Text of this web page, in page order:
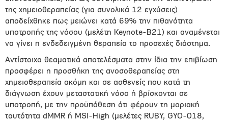
της χημειοθεραπείας (για συνολικά 12 εγχύσεις)
αποδείχθηκε πως μειώνει κατά 69% την πιθανότητα
υποτροπής της νόσου (μελέτη Keynote-B21) και αναμένεται
να γίνει η ενδεδειγμένη θεραπεία το προσεχές διάστημα.
Αντίστοιχα θεαματικά αποτελέσματα στην ίδια την επιβίωση
προσφέρει η προσθήκη της ανοσοθεραπείας στη
χημειοθεραπεία ακόμη και σε ασθενείς που κατά τη
διάγνωση έχουν μεταστατική νόσο ή βρίσκονται σε
υποτροπή, με την προϋπόθεση ότι φέρουν τη μοριακή
ταυτότητα dMMR ή MSI-High (μελέτες RUBY, GYO-018,